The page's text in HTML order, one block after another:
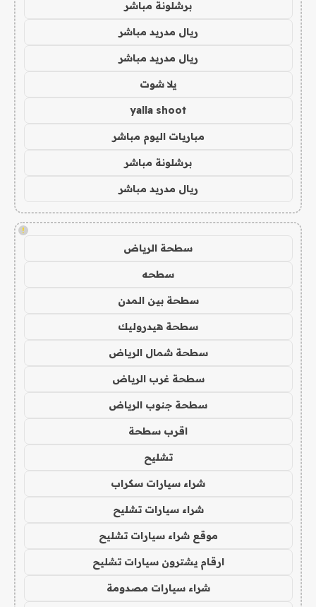
برشلونة مباشر
ريال مدريد مباشر
ريال مدريد مباشر
يلا شوت
yalla shoot
مباريات اليوم مباشر
برشلونة مباشر
ريال مدريد مباشر
!
سطحة الرياض
سطحه
سطحة بين المدن
سطحة هيدروليك
سطحة شمال الرياض
سطحة غرب الرياض
سطحة جنوب الرياض
اقرب سطحة
تشليح
شراء سيارات سكراب
شراء سيارات تشليح
موقع شراء سيارات تشليح
ارقام يشترون سيارات تشليح
شراء سيارات مصدومة